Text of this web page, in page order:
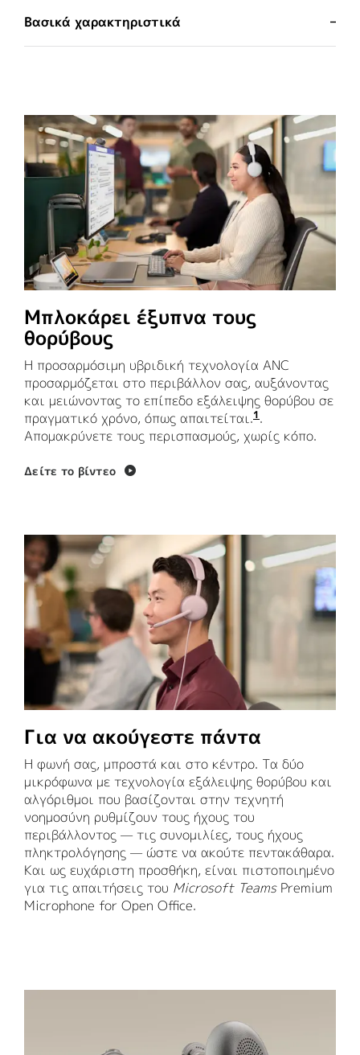
Βασικά χαρακτηριστικά
Μπλοκάρει έξυπνα τους
θορύβους
Η προσαρμόσιμη υβριδική τεχνολογία ANC
προσαρμόζεται στο περιβάλλον σας, αυξάνοντας
και μειώνοντας το επίπεδο εξάλειψης θορύβου σε
πραγματικό χρόνο, όπως απαιτείται.1.
Απομακρύνετε τους περισπασμούς, χωρίς κόπο.
Δείτε το βίντεο
Για να ακούγεστε πάντα
Η φωνή σας, μπροστά και στο κέντρο. Τα δύο
μικρόφωνα με τεχνολογία εξάλειψης θορύβου και
αλγόριθμοι που βασίζονται στην τεχνητή
νοημοσύνη ρυθμίζουν τους ήχους του
περιβάλλοντος — τις συνομιλίες, τους ήχους
πληκτρολόγησης — ώστε να ακούτε πεντακάθαρα.
Και ως ευχάριστη προσθήκη, είναι πιστοποιημένο
για τις απαιτήσεις του Microsoft TeamsPremium
Microphone for Open Office.